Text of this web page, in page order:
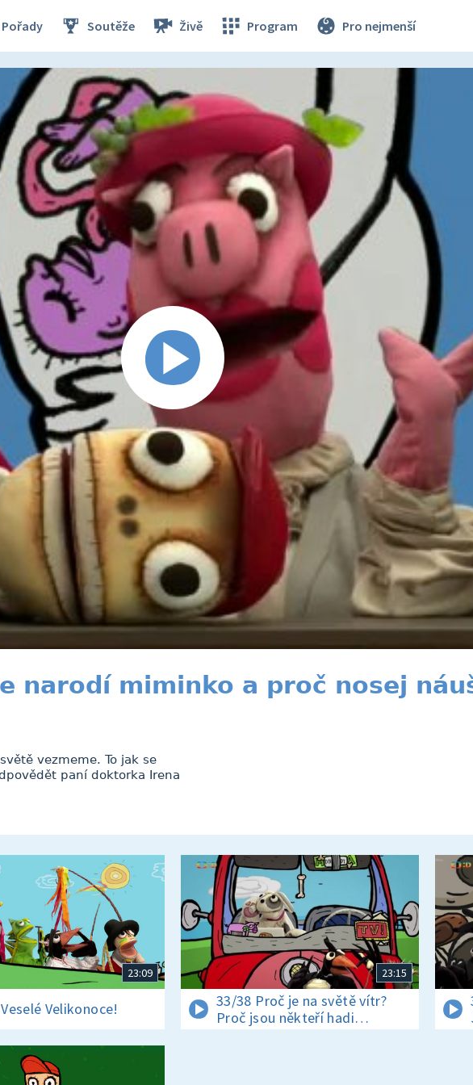
Pořady Soutěže Živě Program Pro nejmenší
narodí miminko a proč nosej
vezmeme. To jak se
paní doktorka Irena
23:09
Velikonoce!
23:15
33/38 Proč je na světě vítr?
Proč jsou někteří hadi
jedovatí?